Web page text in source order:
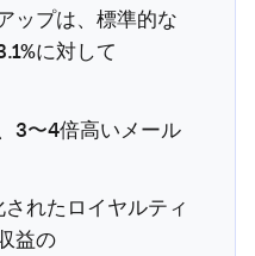
ップは、標準的な
に対して
3〜4倍高いメール
れたロイヤルティ
益の